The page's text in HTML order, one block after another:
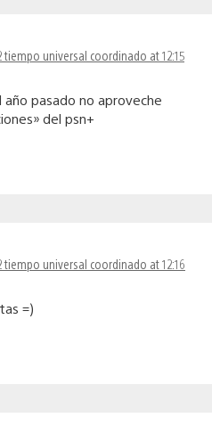
tiempo universal coordinado at 12:15
pasado no aproveche
del psn+
tiempo universal coordinado at 12:16
=)